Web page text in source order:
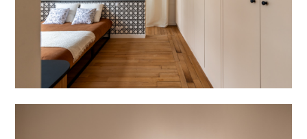
PRESTATIONS
CONSEILS DE PRO
CONTACTEZ-NOUS